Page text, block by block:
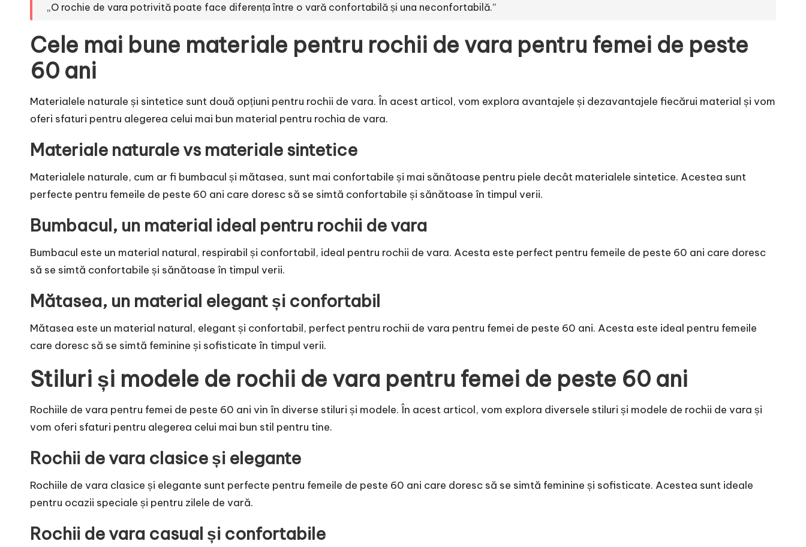
„O rochie de vara potrivită poate face diferența între o vară confortabilă și una neconfortabilă.”
Cele mai bune materiale pentru rochii de vara pentru femei de peste
60 ani
Materialele naturale și sintetice sunt două opțiuni pentru rochii de vara. În acest articol, vom explora avantajele și dezavantajele fiecărui material și vom
oferi sfaturi pentru alegerea celui mai bun material pentru rochia de vara.
Materiale naturale vs materiale sintetice
Materialele naturale, cum ar fi bumbacul și mătasea, sunt mai confortabile și mai sănătoase pentru piele decât materialele sintetice. Acestea sunt
perfecte pentru femeile de peste 60 ani care doresc să se simtă confortabile și sănătoase în timpul verii.
Bumbacul, un material ideal pentru rochii de vara
Bumbacul este un material natural, respirabil și confortabil, ideal pentru rochii de vara. Acesta este perfect pentru femeile de peste 60 ani care doresc
să se simtă confortabile și sănătoase în timpul verii.
Mătasea, un material elegant și confortabil
Mătasea este un material natural, elegant și confortabil, perfect pentru rochii de vara pentru femei de peste 60 ani. Acesta este ideal pentru femeile
care doresc să se simtă feminine și sofisticate în timpul verii.
Stiluri și modele de rochii de vara pentru femei de peste 60 ani
Rochiile de vara pentru femei de peste 60 ani vin în diverse stiluri și modele. În acest articol, vom explora diversele stiluri și modele de rochii de vara și
vom oferi sfaturi pentru alegerea celui mai bun stil pentru tine.
Rochii de vara clasice și elegante
Rochiile de vara clasice și elegante sunt perfecte pentru femeile de peste 60 ani care doresc să se simtă feminine și sofisticate. Acestea sunt ideale
pentru ocazii speciale și pentru zilele de vară.
Rochii de vara casual și confortabile